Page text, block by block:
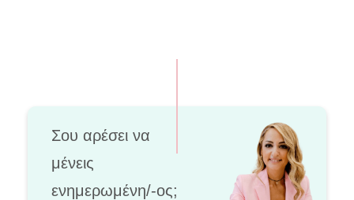
Σου αρέσει να
μένεις
ενημερωμένη/-ος;